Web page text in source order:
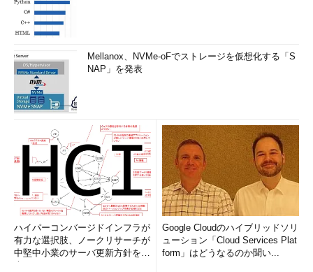
Mellanox、NVMe-oFでストレージを仮想化する「S
NAP」を発表
ハイパーコンバージドインフラが
有力な選択肢、ノークリサーチが
中堅中小業のサーバ更新方針を調
Google Cloudのハイブリッドソリ
ューション「Cloud Services Plat
form」はどうなるのか聞い...